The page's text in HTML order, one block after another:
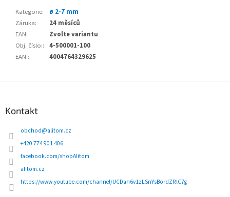
Kategorie:
ø 2-7 mm
Záruka:
24 měsíců
EAN:
Zvolte variantu
Obj. číslo::
4-500001-100
EAN:: 4004764329625
Kontakt
obchod@alitom.cz
+420 774 901 406
facebook.com/shopAlitom
alitom.cz
https://www.youtube.com/channel/UCDah6v1zLSnYsBordZRlC7g